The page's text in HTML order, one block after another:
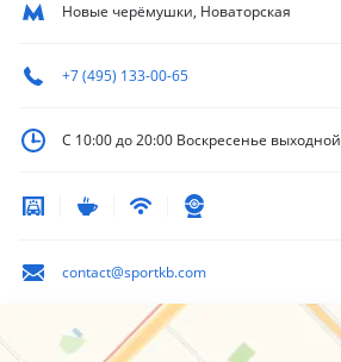
Новые черёмушки, Новаторская
+7 (495) 133-00-65
С 10:00 до 20:00 Воскресенье выходной
contact@sportkb.com